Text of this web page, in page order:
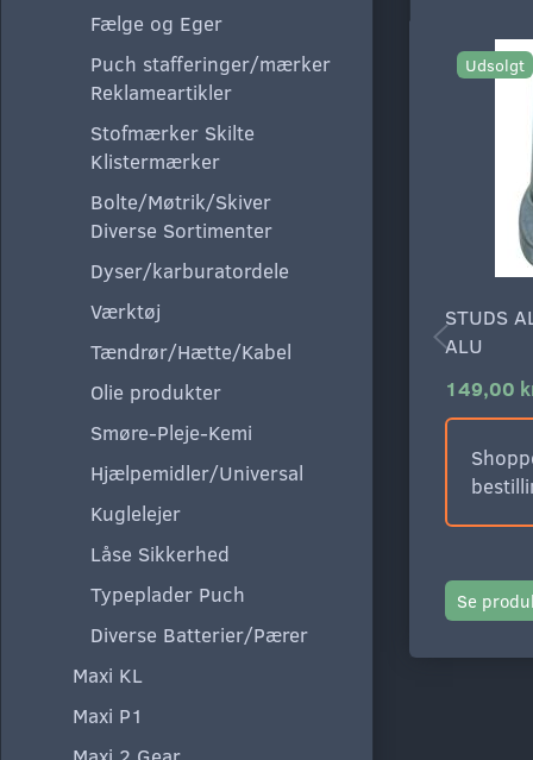
Fælge og Eger
Puch stafferinger/mærker
Reklameartikler
Stofmærker Skilte
Klistermærker
Bolte/Møtrik/Skiver
Diverse Sortimenter
Dyser/karburatordele
Værktøj
Tændrør/Hætte/Kabel
Olie produkter
Smøre-Pleje-Kemi
Hjælpemidler/Universal
Kuglelejer
Låse Sikkerhed
Typeplader Puch
Diverse Batterier/Pærer
Maxi KL
Maxi P1
Udsolgt
STUDS
ALU
149,00
Se